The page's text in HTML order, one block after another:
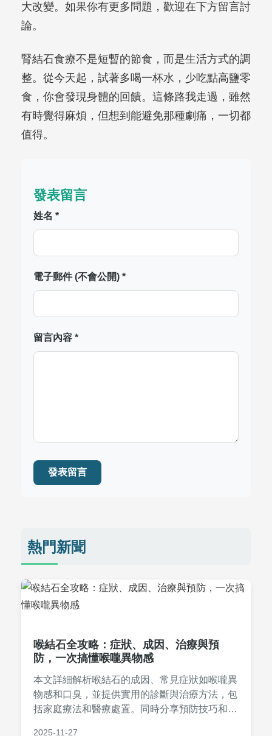
大改變。如果你有更多問題，歡迎在下方留言討
論。
腎結石食療不是短暫的節食，而是生活方式的調
整。從今天起，試著多喝一杯水，少吃點高鹽零
食，你會發現身體的回饋。這條路我走過，雖然
有時覺得麻煩，但想到能避免那種劇痛，一切都
值得。
發表留言
姓名 *
電子郵件 (不會公開) *
留言內容 *
發表留言
熱門新聞
喉結石全攻略：症狀、成因、治療與預
防，一次搞懂喉嚨異物感
本文詳細解析喉結石的成因、常見症狀如喉嚨異
物感和口臭，並提供實用的診斷與治療方法，包
括家庭療法和醫療處置。同時分享預防技巧和常
2025-11-27